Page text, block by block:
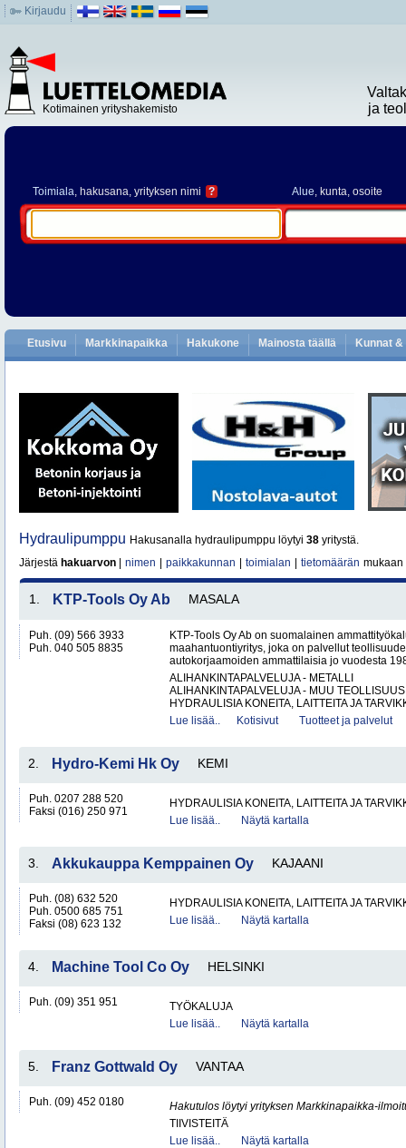
Kirjaudu
Kotimainen yrityshakemisto
ja
Toimiala, hakusana, yrityksen nimi ? Alue, kunta, osoite
Etusivu Markkinapaikka Hakukone Mainosta täällä Kunnat
Hydraulipumppu Hakusanalla hydraulipumppu löytyi 38 yritystä.
Järjestä hakuarvon nimen paikkakunnan toimialan tietomäärän mukaan
1. KTP-Tools Oy Ab MASALA
Puh. (09) 566 3933
Puh. 040 505 8835
KTP-Tools Oy Ab on suomalainen
maahantuontiyritys, joka on palvellut
autokorjaamoiden ammattilaisia jo vuodesta
ALIHANKINTAPALVELUJA - METALLI
ALIHANKINTAPALVELUJA - MUU TEOLLISUUS
HYDRAULISIA KONEITA, LAITTEITA JA
Lue lisää..
Kotisivut Tuotteet ja palvelut
2. Hydro-Kemi Hk Oy KEMI
Puh. 0207 288 520
Faksi (016) 250 971
HYDRAULISIA KONEITA, LAITTEITA JA
Lue lisää..
Näytä kartalla
3. Akkukauppa Kemppainen Oy KAJAANI
Puh. (08) 632 520
Puh. 0500 685 751
Faksi (08) 623 132
HYDRAULISIA KONEITA, LAITTEITA JA
Lue lisää..
Näytä kartalla
4. Machine Tool Co Oy HELSINKI
Puh. (09) 351 951
TYÖKALUJA
Lue lisää..
Näytä kartalla
5. Franz Gottwald Oy VANTAA
Puh. (09) 452 0180
Hakutulos löytyi yrityksen Markkinapaikka-
TIIVISTEITÄ
Lue lisää..
Näytä kartalla